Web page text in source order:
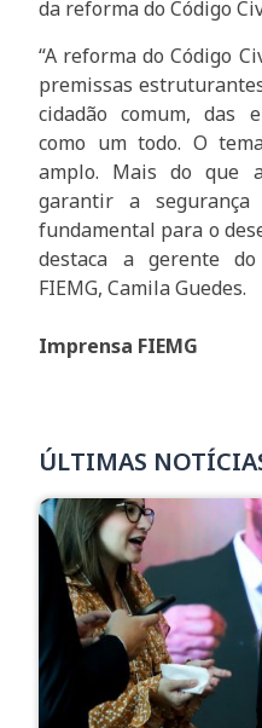
da reforma do Código
“A reforma do Código
premissas
cidadão comum, das
como um todo. O
amplo. Mais do que
garantir a
fundamental para o
destaca a gerente
FIEMG, Camila Guedes.
Imprensa FIEMG
ÚLTIMAS